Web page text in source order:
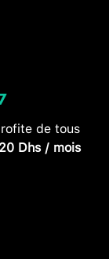
de tous
Dhs / mois